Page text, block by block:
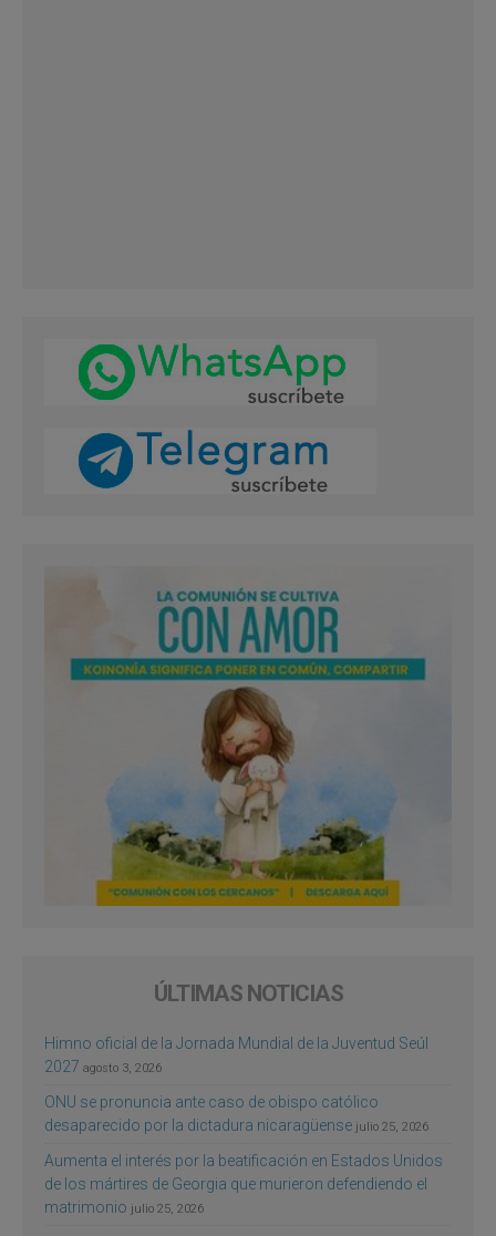
ÚLTIMAS NOTICIAS
Himno oficial de la Jornada Mundial de la Juventud Seúl
2027 agosto 3, 2026
ONU se pronuncia ante caso de obispo católico
desaparecido por la dictadura nicaragüense julio 25, 2026
Aumenta el interés por la beatificación en Estados Unidos
de los mártires de Georgia que murieron defendiendo el
matrimonio julio 25, 2026